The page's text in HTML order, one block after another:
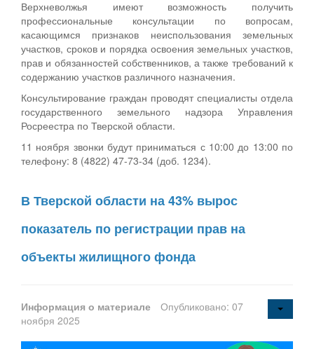
Верхневолжья имеют возможность получить
профессиональные консультации по вопросам,
касающимся признаков неиспользования земельных
участков, сроков и порядка освоения земельных участков,
прав и обязанностей собственников, а также требований к
содержанию участков различного назначения.
Консультирование граждан проводят специалисты отдела
государственного земельного надзора Управления
Росреестра по Тверской области.
11 ноября звонки будут приниматься с 10:00 до 13:00 по
телефону: 8 (4822) 47-73-34 (доб. 1234).
В Тверской области на 43% вырос
показатель по регистрации прав на
объекты жилищного фонда
Информация о материале
Опубликовано: 07
ноября 2025